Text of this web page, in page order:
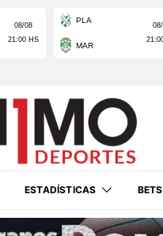
ESTADÍSTICAS BETS